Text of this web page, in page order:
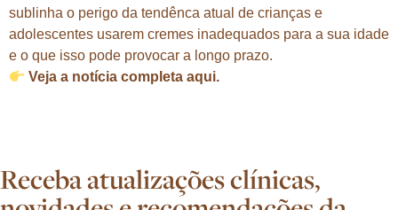
sublinha o perigo da tendênca atual de crianças e
adolescentes usarem cremes inadequados para a sua idade
e o que isso pode provocar a longo prazo.
Veja a notícia completa aqui.
Receba atualizações clínicas,